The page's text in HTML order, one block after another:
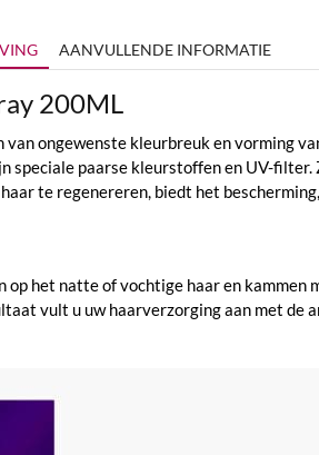
AANVULLENDE INFORMATIE
200ML
ongewenste kleurbreuk en vorming
paarse kleurstoffen en UV-
te regenereren, biedt het
het natte of vochtige haar en kammen
vult u uw haarverzorging aan met de